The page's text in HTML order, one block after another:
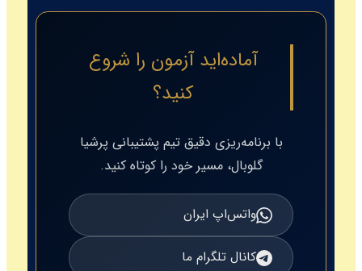
آماده‌اید آزمون را شروع
کنید؟
با برنامه‌ریزی دقیق تیم پشتیبانی پرشیا
گلوبال، مسیر خود را کوتاه کنید.
واتس‌اپ ایران
كانال تلگرام ما